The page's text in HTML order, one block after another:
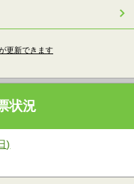
更新できます
状況
)